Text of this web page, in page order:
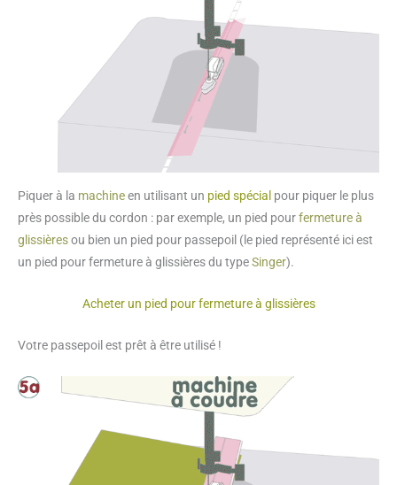
Piquer à la machineen utilisant un pied spécial pour piquer le plus
près possible du cordon : par exemple, un pied pourfermeture à
glissièresou bien un pied pour passepoil (le pied représenté ici est
un pied pour fermeture à glissières du typeSinger).
Acheter un pied pour fermeture à glissières
Votre passepoil est prêt à être utilisé !